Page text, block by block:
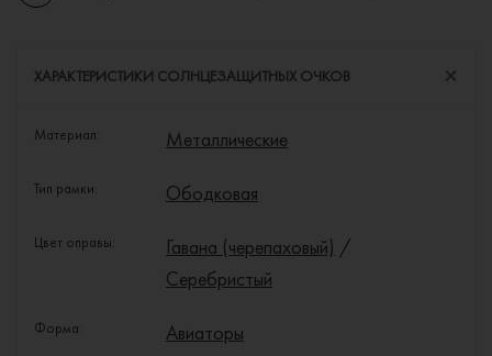
ХАРАКТЕРИСТИКИ СОЛНЦЕЗАЩИТНЫХ ОЧКОВ
Материал: Металлические
Тип рамки: Ободковая
Цвет оправы: Гавана (черепаховый) /
Серебристый
Форма: Авиаторы